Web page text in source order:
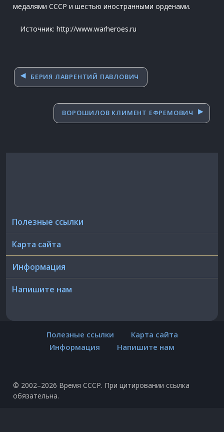
медалями СССР и шестью иностранными орденами.
Источник: http://www.warheroes.ru
Навигация
по
БЕРИЯ ЛАВРЕНТИЙ ПАВЛОВИЧ
ВОРОШИЛОВ КЛИМЕНТ ЕФРЕМОВИЧ
Полезные ссылки
Карта сайта
Информация
Напишите нам
Полезные ссылки
Карта сайта
Информация
Напишите нам
© 2002–2026 Время СССР. При цитировании ссылка
обязательна.